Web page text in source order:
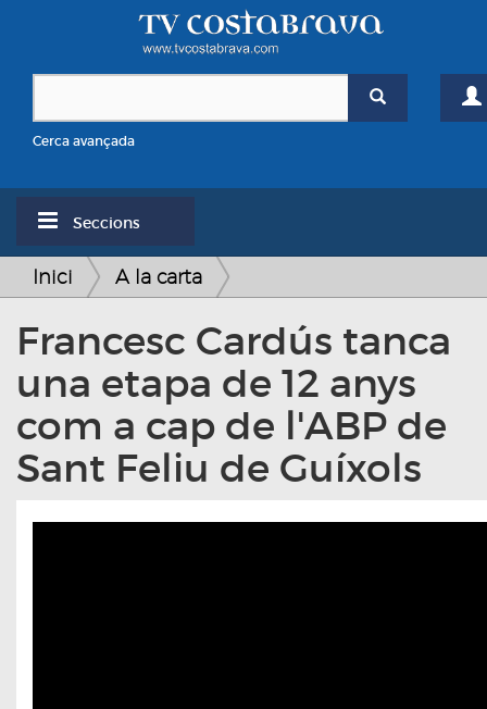
Cerca avançada
Seccions
Inici A la carta
Francesc Cardús tanca
una etapa de 12 anys
com a cap de l'ABP de
Sant Feliu de Guíxols